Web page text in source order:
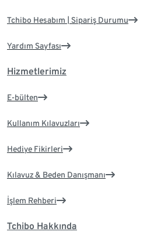
Tchibo Hesabım | Sipariş Durumu
Yardım Sayfası
Hizmetlerimiz
E-bülten
Kullanım Kılavuzları
Hediye Fikirleri
Kılavuz & Beden Danışmanı
İşlem Rehberi
Tchibo Hakkında